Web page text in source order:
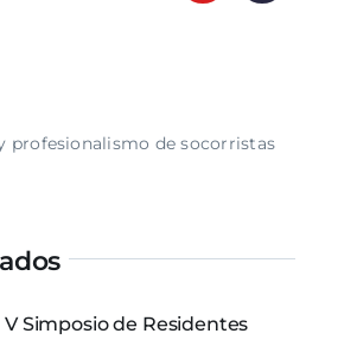
profesionalismo de socorristas
V Simposio de Residentes